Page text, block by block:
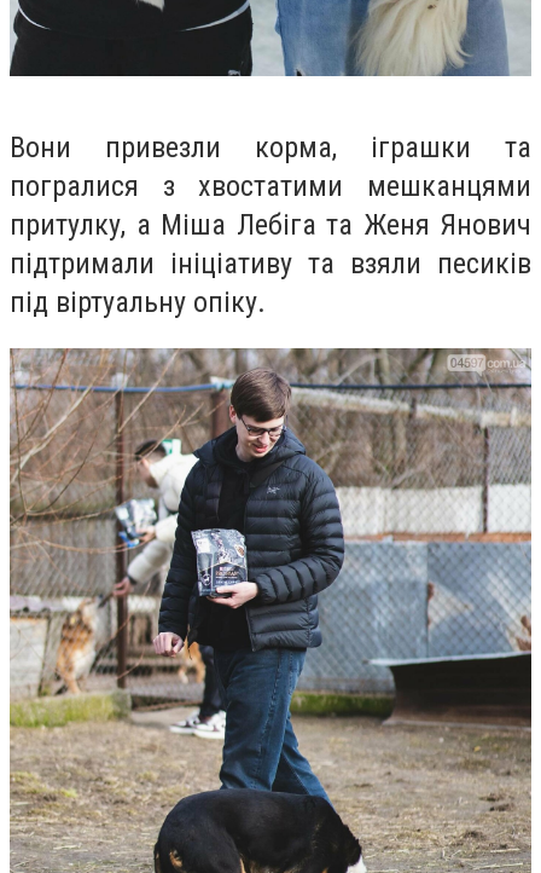
Вони привезли корма, іграшки та
погралися з хвостатими мешканцями
притулку, а Міша Лебіга та Женя Янович
підтримали ініціативу та взяли песиків
під віртуальну опіку.